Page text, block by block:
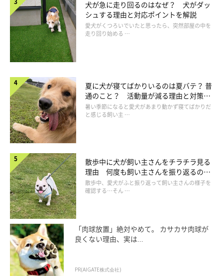
すと少し楽になります。
犬の認知症ケアは、介護疲れになりやすい
犬が急に走り回るのはなぜ？ 犬がダッ
シュする理由と対応ポイントを解説
愛犬がくつろいでいたと思ったら、突然部屋の中を
走り回り始める …
夏に犬が寝てばかりいるのは夏バテ？ 普
通のこと？ 活動量が減る理由と対策と
は
暑い季節になると愛犬があまり動かず寝てばかりだ
と感じる飼い主 …
散歩中に犬が飼い主さんをチラチラ見る
理由 何度も飼い主さんを振り返るのは
なぜ？
散歩中、愛犬がふと振り返って飼い主さんの様子を
確認する…そん …
「肉球放置」絶対やめて。 カサカサ肉球が
良くない理由、実は...
PR(AIGATE株式会社)